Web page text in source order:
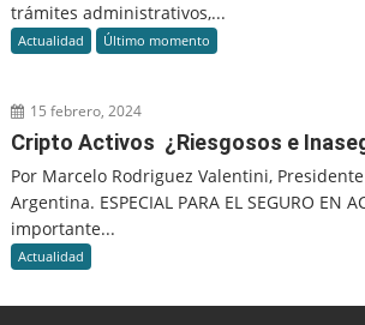
trámites administrativos,...
Actualidad Último momento
15 febrero, 2024
Cripto Activos ¿Riesgosos e
Por Marcelo Rodriguez Valentini,
Argentina. ESPECIAL PARA EL SEGURO EN
importante...
Actualidad